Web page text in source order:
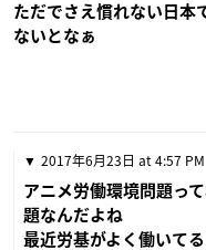
ただでさえ慣れない日本
ないとなぁ
2017年6月23日 at 4:57 PM
アニメ労働環境問題っ
題なんだよね
最近労基がよく働いて